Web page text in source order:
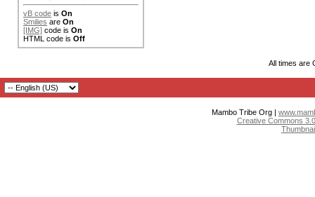
vB code is On
Smilies are On
[IMG] code is On
HTML code is Off
All times are
Mambo Tribe Org |
Creative Commons